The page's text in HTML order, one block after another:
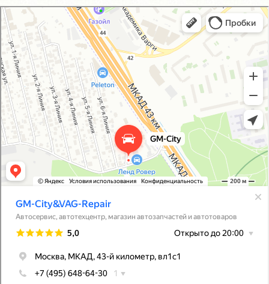
GM-City&VAG-Repair
Автосервис, автотехцентр в Москве
Магазин автозапчастей и автотоваров в Москве